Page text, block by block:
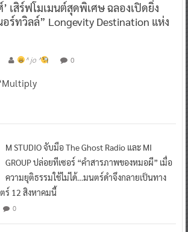
เสิร์ฟโมเมนต์สุดพิเศษ ฉลองเปิดยิ่ง
ร์ทวิลล์” Longevity Destination แห่ง
^ jo ^ 0
M STUDIO จับมือ The Ghost Radio และ MI
GROUP ปล่อยทีเซอร์ “คำสารภาพของหมอผี” เมื่อ
ความยุติธรรมใช้ไม่ได้…มนตร์ดำจึงกลายเป็นทาง
ร์ 12 สิงหาคมนี้
0